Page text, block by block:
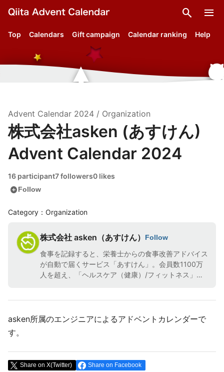
search menu
Top Calendars Gift campaign Calendar ranking Help
Advent Calendar 2024 / Organization
株式会社asken (あすけん)
Advent Calendar 2024
16 participant7 followers0 likes
add_circleFollow
Category：Organization
株式会社 asken（あすけん） Follow
食事を記録すると、栄養士からの食事改善アドバイス
が自動で届くサービス「あすけん」。会員数1100万
人を超え、「ヘルスケア（健康）/フィットネス」カ
asken所属のエンジニアによるアドベントカレンダーで
す。
Share on X(Twitter) Share on Facebook